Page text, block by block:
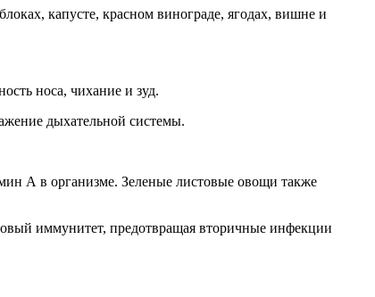
капусте, красном винограде, ягодах, вишне и
носа, чихание и зуд.
дыхательной системы.
А в организме. Зеленые листовые овощи также
иммунитет, предотвращая вторичные инфекции